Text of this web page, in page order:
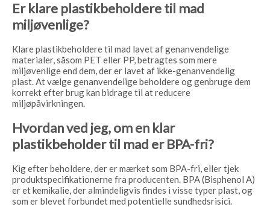
Er klare plastikbeholdere til mad
miljøvenlige?
Klare plastikbeholdere til mad lavet af genanvendelige
materialer, såsom PET eller PP, betragtes som mere
miljøvenlige end dem, der er lavet af ikke-genanvendelig
plast. At vælge genanvendelige beholdere og genbruge dem
korrekt efter brug kan bidrage til at reducere
miljøpåvirkningen.
Hvordan ved jeg, om en klar
plastikbeholder til mad er BPA-fri?
Kig efter beholdere, der er mærket som BPA-fri, eller tjek
produktspecifikationerne fra producenten. BPA (Bisphenol A)
er et kemikalie, der almindeligvis findes i visse typer plast, og
som er blevet forbundet med potentielle sundhedsrisici.